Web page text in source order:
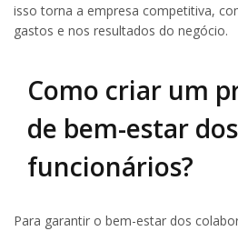
isso torna a empresa competitiva,
gastos e nos resultados do negócio.
Como criar um
de bem-estar dos
funcionários?
Para garantir o bem-estar dos